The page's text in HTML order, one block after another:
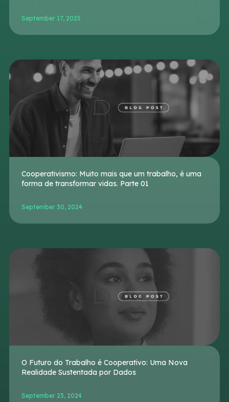
September 17, 2025
Cooperativismo: Muito mais que um trabalho, é uma
forma de transformar vidas. Parte 01
September 30, 2024
O Futuro do Trabalho é Cooperativo: Uma Nova
Realidade Sustentada por Dados
September 23, 2024